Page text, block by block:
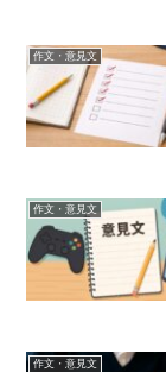
作文・意見文
作文・意見文
作文・意見文